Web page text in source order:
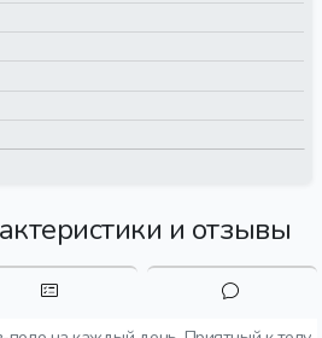
и отзывы